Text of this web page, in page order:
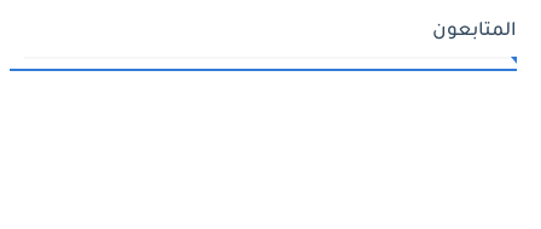
المتابعون